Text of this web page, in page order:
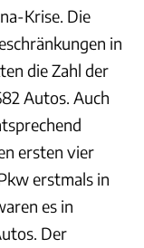
Krise. Die
in
die Zahl der
Autos. Auch
ersten vier
erstmals in
es in
Der